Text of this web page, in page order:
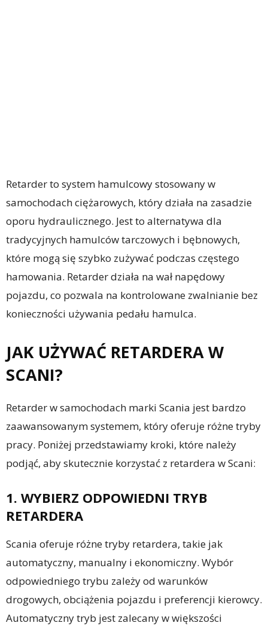
Retarder to system hamulcowy stosowany w
samochodach ciężarowych, który działa na zasadzie
oporu hydraulicznego. Jest to alternatywa dla
tradycyjnych hamulców tarczowych i bębnowych,
które mogą się szybko zużywać podczas częstego
hamowania. Retarder działa na wał napędowy
pojazdu, co pozwala na kontrolowane zwalnianie bez
konieczności używania pedału hamulca.
JAK UŻYWAĆ RETARDERA W
SCANI?
Retarder w samochodach marki Scania jest bardzo
zaawansowanym systemem, który oferuje różne tryby
pracy. Poniżej przedstawiamy kroki, które należy
podjąć, aby skutecznie korzystać z retardera w Scani:
1. WYBIERZ ODPOWIEDNI TRYB
RETARDERA
Scania oferuje różne tryby retardera, takie jak
automatyczny, manualny i ekonomiczny. Wybór
odpowiedniego trybu zależy od warunków
drogowych, obciążenia pojazdu i preferencji kierowcy.
Automatyczny tryb jest zalecany w większości